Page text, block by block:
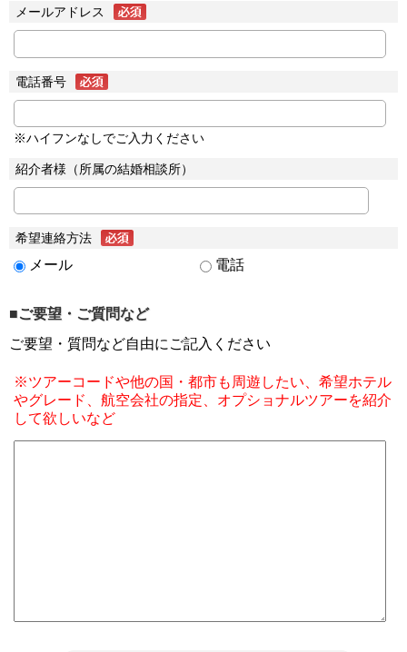
メールアドレス
電話番号
※ハイフンなしでご入力ください
紹介者様（所属の結婚相談所）
希望連絡方法
メール 電話
■ご要望・ご質問など
ご要望・質問など自由にご記入ください
※ツアーコードや他の国・都市も周遊したい、希望ホテル
やグレード、航空会社の指定、オプショナルツアーを紹介
して欲しいなど